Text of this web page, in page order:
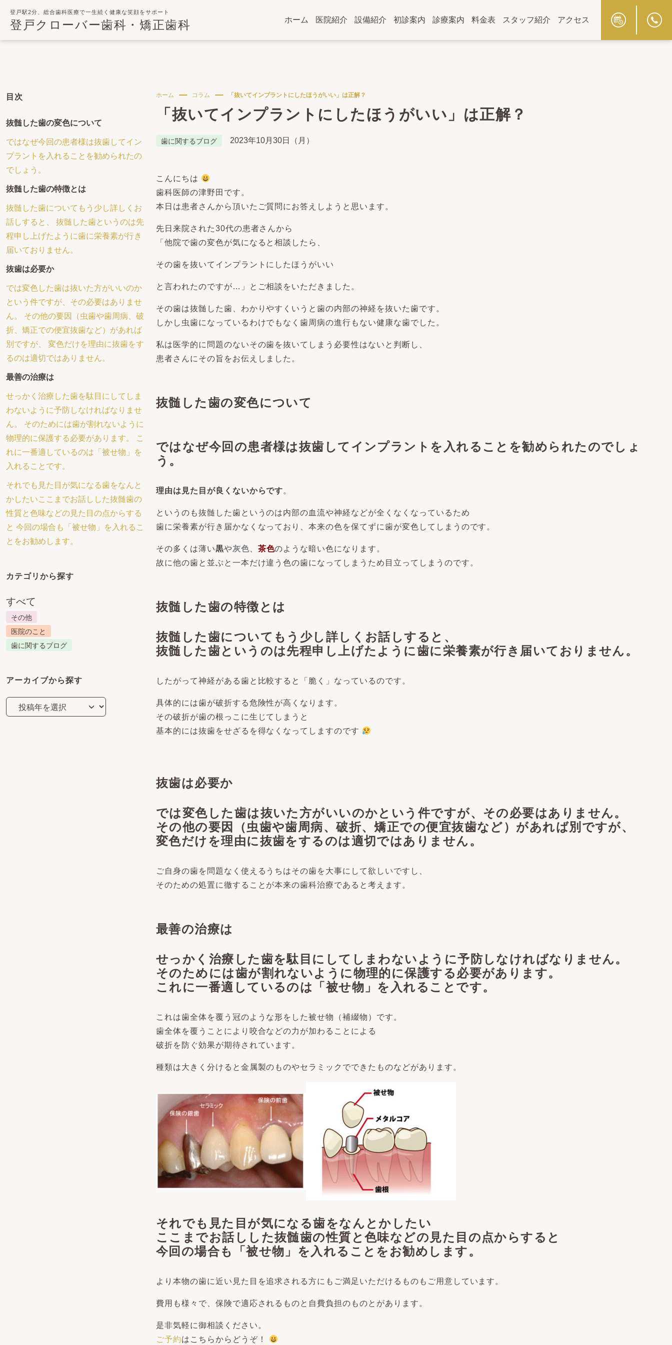
登戸駅2分、総合歯科医療で一生続く健康な笑顔をサポート
登戸クローバー歯科・矯正歯科 ホーム 医院紹介 設備紹介 初診案内 診療案内 料金表 スタッフ紹介 アクセス
ホーム コラム 「抜いてインプラントにしたほうがいい」は正解？
「抜いてインプラントにしたほうがいい」は正解？
歯に関するブログ 2023年10月30日（月）
こんにちは
歯科医師の津野田です。
本日は患者さんから頂いたご質問にお答えしようと思います。
先日来院された30代の患者さんから
「他院で歯の変色が気になると相談したら、
その歯を抜いてインプラントにしたほうがいい
と言われたのですが…」とご相談をいただきました。
その歯は抜髄した歯、わかりやすくいうと歯の内部の神経を抜いた歯です。
しかし虫歯になっているわけでもなく歯周病の進行もない健康な歯でした。
私は医学的に問題のないその歯を抜いてしまう必要性はないと判断し、
患者さんにその旨をお伝えしました。
抜髄した歯の変色について
ではなぜ今回の患者様は抜歯してインプラントを入れることを勧められたのでしょ
う。
理由は見た目が良くないからです。
というのも抜髄した歯というのは内部の血流や神経などが全くなくなっているため
歯に栄養素が行き届かなくなっており、本来の色を保てずに歯が変色してしまうのです。
その多くは薄い黒や灰色、 茶色のような暗い色になります。
故に他の歯と並ぶと一本だけ違う色の歯になってしまうため目立ってしまうのです。
抜髄した歯の特徴とは
抜髄した歯についてもう少し詳しくお話しすると、
抜髄した歯というのは先程申し上げたように歯に栄養素が行き届いておりません。
したがって神経がある歯と比較すると「脆く」なっているのです。
具体的には歯が破折する危険性が高くなります。
その破折が歯の根っこに生じてしまうと
基本的には抜歯をせざるを得なくなってしますのです
抜歯は必要か
では変色した歯は抜いた方がいいのかという件ですが、その必要はありません。
その他の要因（虫歯や歯周病、破折、矯正での便宜抜歯など）があれば別ですが、
変色だけを理由に抜歯をするのは適切ではありません。
ご自身の歯を問題なく使えるうちはその歯を大事にして欲しいですし、
そのための処置に徹することが本来の歯科治療であると考えます。
最善の治療は
せっかく治療した歯を駄目にしてしまわないように予防しなければなりません。
そのためには歯が割れないように物理的に保護する必要があります。
これに一番適しているのは「被せ物」を入れることです。
これは歯全体を覆う冠のような形をした被せ物（補綴物）です。
歯全体を覆うことにより咬合などの力が加わることによる
破折を防ぐ効果が期待されています。
種類は大きく分けると金属製のものやセラミックでできたものなどがあります。
それでも見た目が気になる歯をなんとかしたい
ここまでお話しした抜髄歯の性質と色味などの見た目の点からすると
今回の場合も「被せ物」を入れることをお勧めします。
より本物の歯に近い見た目を追求される方にもご満足いただけるものもご用意しています。
費用も様々で、保険で適応されるものと自費負担のものとがあります。
是非気軽に御相談ください。
ご予約はこちらからどうぞ！
目次
抜髄した歯の変色について
ではなぜ今回の患者様は抜歯してイン
プラントを入れることを勧められたの
でしょう。
抜髄した歯の特徴とは
抜髄した歯についてもう少し詳しくお
話しすると、 抜髄した歯というのは先
程申し上げたように歯に栄養素が行き
届いておりません。
抜歯は必要か
では変色した歯は抜いた方がいいのか
という件ですが、その必要はありませ
ん。 その他の要因（虫歯や歯周病、破
折、矯正での便宜抜歯など）があれば
別ですが、 変色だけを理由に抜歯をす
るのは適切ではありません。
最善の治療は
せっかく治療した歯を駄目にしてしま
わないように予防しなければなりませ
ん。 そのためには歯が割れないように
物理的に保護する必要があります。 こ
れに一番適しているのは「被せ物」を
入れることです。
それでも見た目が気になる歯をなんと
かしたいここまでお話しした抜髄歯の
性質と色味などの見た目の点からする
と 今回の場合も「被せ物」を入れるこ
とをお勧めします。
カテゴリから探す
すべて
その他
医院のこと
歯に関するブログ
アーカイブから探す